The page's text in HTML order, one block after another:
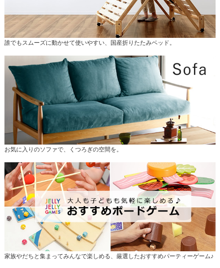
誰でもスムーズに動かせて使いやすい、国産折りたたみベッド。
お気に入りのソファで、くつろぎの空間を。
家族やだちと集まってみんなで楽しめる、厳選したおすすめパーティーゲーム♪